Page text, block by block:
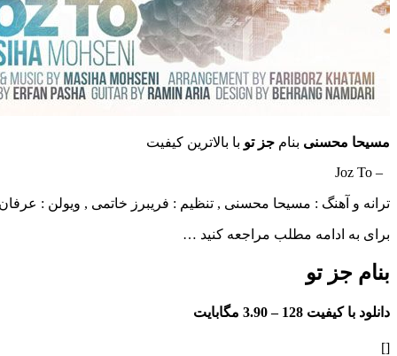
مسیحا محسنی بنام جز تو با بالاترین کیفیت
– Joz To
ترانه و آهنگ : مسیحا محسنی , تنظیم : فریبرز خاتمی , ویولن :
برای به ادامه مطلب مراجعه کنید …
بنام جز تو
دانلود با کیفیت 128 – 3.90 مگابایت
[]